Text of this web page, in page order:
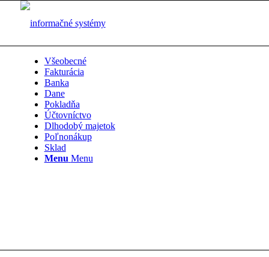
Všeobecné
Fakturácia
Banka
Dane
Pokladňa
Účtovníctvo
Dlhodobý majetok
Poľnonákup
Sklad
Menu Menu